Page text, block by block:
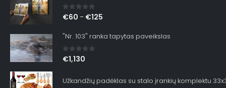
0out of 5
€60 – €125
"Nr. 103" ranka tapytas paveikslas
0out of 5
€1,130
Užkandžių padėklas su stalo įrankių komplektu